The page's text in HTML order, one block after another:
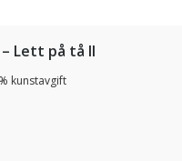
Lett på tå II
kunstavgift